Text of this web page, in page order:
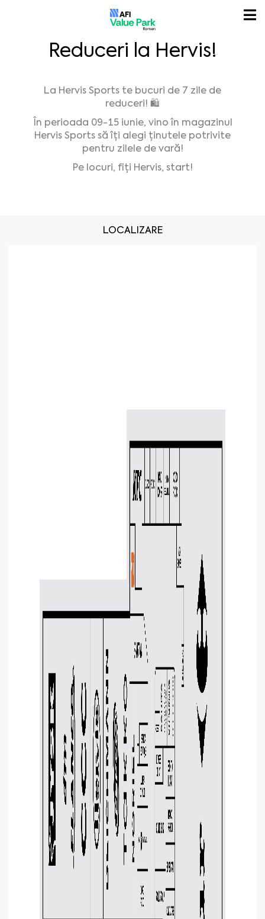
Reduceri la Hervis!
La Hervis Sports te bucuri de 7 zile de
reduceri! 🛍️
În perioada 09-15 iunie, vino în magazinul
Hervis Sports să îți alegi ținutele potrivite
pentru zilele de vară!
Pe locuri, fiți Hervis, start!
LOCALIZARE